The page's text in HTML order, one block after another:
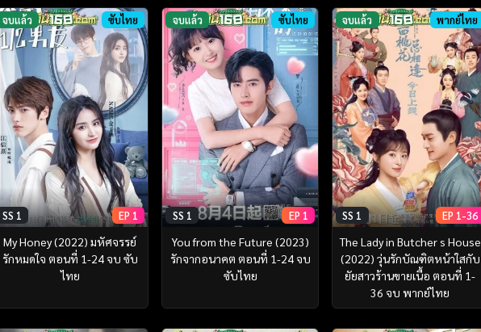
จบแล้ว ซับไทย
SS 1 EP 1
My Honey (2022) มหัศจรรย์
รักหมดใจ ตอนที่ 1-24 จบ ซับ
ไทย
จบแล้ว ซับไทย
SS 1 EP 1
You from the Future (2023)
รักจากอนาคต ตอนที่ 1-24 จบ
ซับไทย
จบแล้ว พากย์ไทย
SS 1 EP 1-36
The Lady in Butcher s House
(2022) วุ่นรักบัณฑิตหน้าใสกับ
ยัยสาวร้านขายเนื้อ ตอนที่ 1-
36 จบ พากย์ไทย